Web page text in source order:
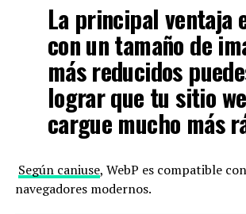
La principal ventaja
con un tamaño de
más reducidos
lograr que tu sitio
cargue mucho más
Según caniuse, WebP es compatible
navegadores modernos.